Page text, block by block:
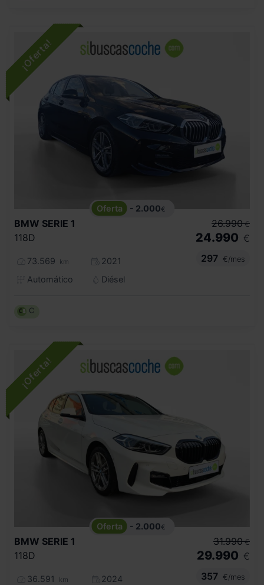
- 2.000€
BMW SERIE 1
118D
73.569 km
2021
Automático
Diésel
26.990 €
24.990 €
297
€/mes
C
- 2.000€
BMW SERIE 1
118D
36.591 km
2024
31.990 €
29.990 €
357
€/mes